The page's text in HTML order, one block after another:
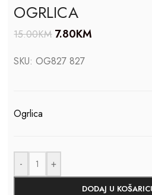
OGRLICA
15.00KM 7.80KM
SKU:OG827 827
Ogrlica
- +
DODAJ U